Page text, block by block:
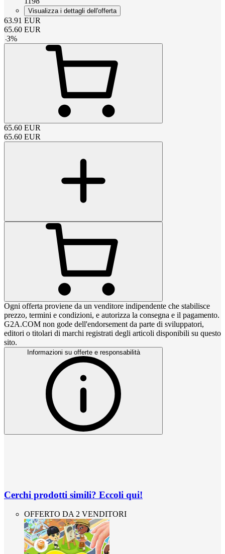
Visualizza i dettagli dell'offerta
63.91 EUR
65.60 EUR
-3%
65.60 EUR
65.60 EUR
Ogni offerta proviene da un venditore indipendente che stabilisce
prezzo, termini e condizioni, e autorizza la consegna e il pagamento.
G2A.COM non gode dell'endorsement da parte di sviluppatori,
editori o titolari di marchi registrati degli articoli disponibili su questo
sito.
Informazioni su offerte e responsabilità
Cerchi prodotti simili? Eccoli qui!
OFFERTO DA 2 VENDITORI